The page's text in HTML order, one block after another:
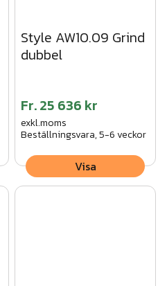
Style AW10.09 Grind
dubbel
Fr.25 636 kr
exkl.moms
Beställningsvara, 5-6 veckor
Visa